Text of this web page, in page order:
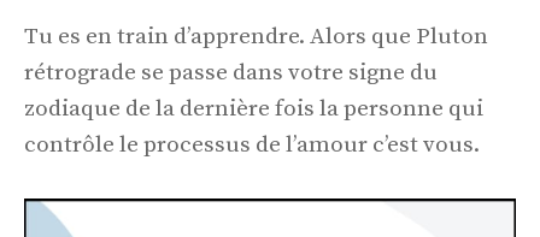
Tu es en train d’apprendre. Alors que Pluton
rétrograde se passe dans votre signe du
zodiaque de la dernière fois la personne qui
contrôle le processus de l’amour c’est vous.